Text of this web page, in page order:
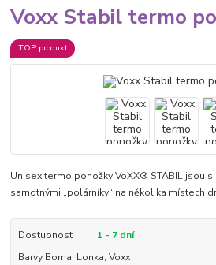
Voxx Stabil termo
TOP produkt
Unisex termo ponožky VoXX® STABIL jsou
samotnými „polárníky“ na několika místech
Dostupnost
1 - 7 dní
Barvy Boma, Lonka, Voxx